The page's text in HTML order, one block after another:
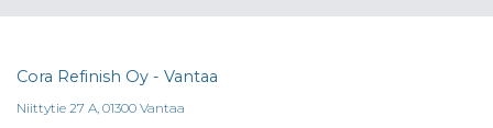
Cora Refinish Oy - Vantaa
Niittytie 27 A, 01300 Vantaa